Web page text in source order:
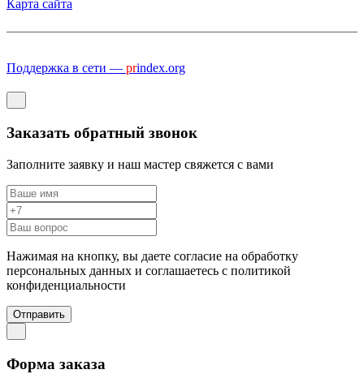
Карта сайта
Поддержка в сети — prindex.org
Заказать обратный звонок
Заполните заявку и наш мастер свяжется с вами
Нажимая на кнопку, вы даете согласие на обработку
персональных данных и соглашаетесь c политикой
конфиденциальности
Отправить
Форма заказа